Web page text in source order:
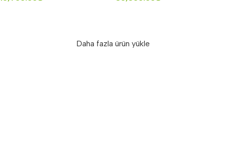
Daha fazla ürün yükle